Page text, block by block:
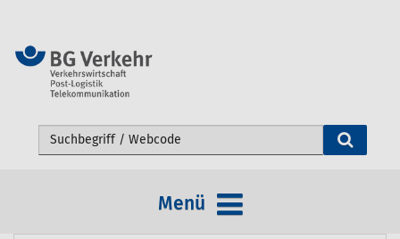
Webseite durchsuchen
Menü